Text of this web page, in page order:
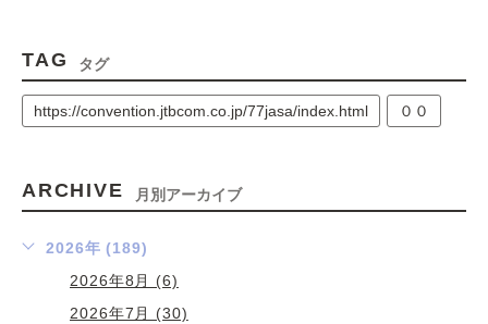
TAG タグ
https://convention.jtbcom.co.jp/77jasa/index.html ００
ARCHIVE 月別アーカイブ
2026年 (189)
2026年8月 (6)
2026年7月 (30)